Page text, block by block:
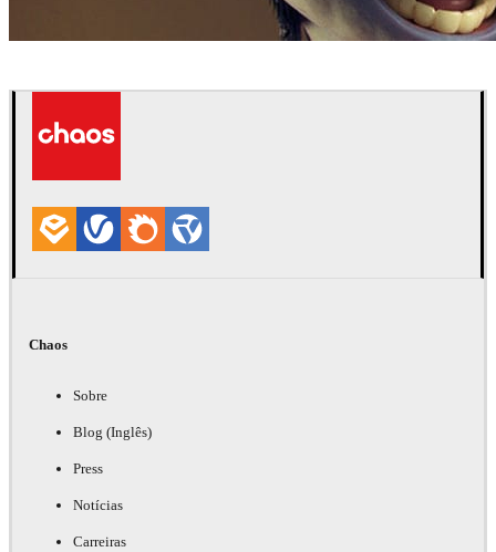
Chaos
Sobre
Blog (Inglês)
Press
Notícias
Carreiras